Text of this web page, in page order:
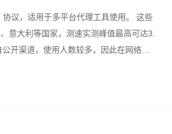
议，适用于多平台代理工具使用。 这些
意大利等国家，测速实测峰值最高可达3.
开渠道，使用人数较多，因此在网络高